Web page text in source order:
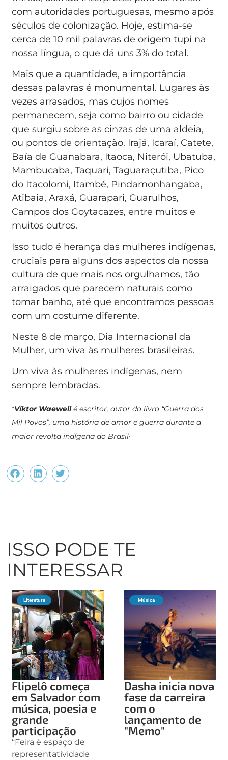
com autoridades portuguesas, mesmo após
séculos de colonização. Hoje, estima-se
cerca de 10 mil palavras de origem tupi na
nossa língua, o que dá uns 3% do total.
Mais que a quantidade, a importância
dessas palavras é monumental. Lugares às
vezes arrasados, mas cujos nomes
permanecem, seja como bairro ou cidade
que surgiu sobre as cinzas de uma aldeia,
ou pontos de orientação. Irajá, Icaraí, Catete,
Baía de Guanabara, Itaoca, Niterói, Ubatuba,
Mambucaba, Taquari, Taguaraçutiba, Pico
do Itacolomi, Itambé, Pindamonhangaba,
Atibaia, Araxá, Guarapari, Guarulhos,
Campos dos Goytacazes, entre muitos e
muitos outros.
Isso tudo é herança das mulheres indígenas,
cruciais para alguns dos aspectos da nossa
cultura de que mais nos orgulhamos, tão
arraigados que parecem naturais como
tomar banho, até que encontramos pessoas
com um costume diferente.
Neste 8 de março, Dia Internacional da
Mulher, um viva às mulheres brasileiras.
Um viva às mulheres indígenas, nem
sempre lembradas.
*Víktor Waewellé escritor, autor do livro “Guerra dos
Mil Povos”, uma história de amor e guerra durante a
maior revolta indígena do Brasil.
ISSO PODE TE
INTERESSAR
Literatura
Flipelô começa
em Salvador com
música, poesia e
grande
participação
“Feira é espaço de
representatividade
Música
Dasha inicia nova
fase da carreira
com o
lançamento de
"Memo"